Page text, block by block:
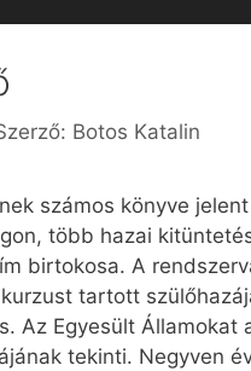
Botos Katalin
számos könyve
több hazai
birtokosa. A
tartott
Az Egyesült Államokat
tekinti. Negyven